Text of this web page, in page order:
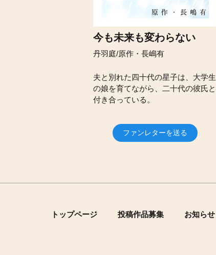
今も未来も変わらない
丹羽庭/原作・長嶋有
夫と別れた四十代の星子は、大学生
の娘を育てながら、二十代の彼氏と
付き合っている。
ファンレターを送る
トップページ 投稿作品募集 お知らせ